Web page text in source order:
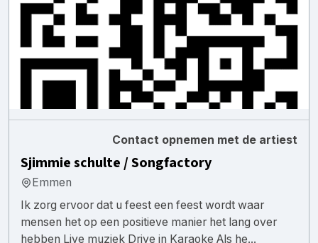
Contact opnemen met de artiest
Sjimmie schulte / Songfactory
Emmen
Ik zorg ervoor dat u feest een feest wordt waar
mensen het op een positieve manier het lang over
hebben Live muziek Drive in Karaoke Als he...